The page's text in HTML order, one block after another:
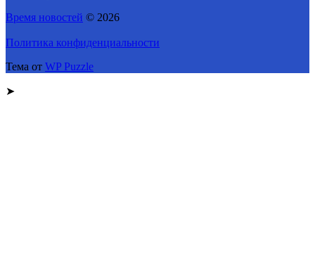
Время новостей © 2026
Политика конфиденциальности
Тема от WP Puzzle
➤